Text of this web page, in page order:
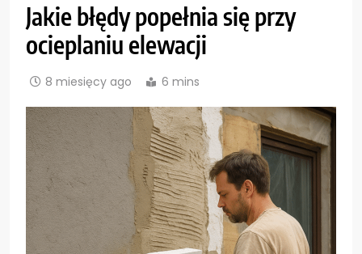
Jakie błędy popełnia się przy
ocieplaniu elewacji
8 miesięcy ago 6 mins